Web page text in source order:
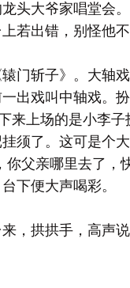
大爷家唱堂会。
若出错，别怪他不
斩子》。大轴戏
出戏叫中轴戏。
来上场的是小李
须了。这可是个
你父亲哪里去了，
下便大声喝彩。
拱拱手，高声说